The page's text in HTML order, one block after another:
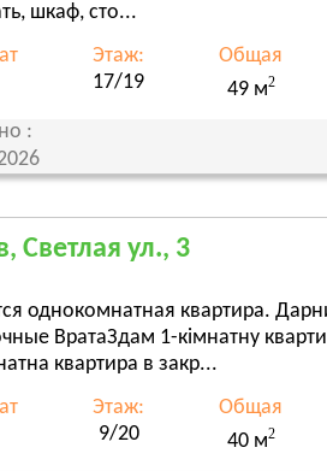
шкаф, сто...
Этаж:
17/19
Общая
49 м2
:
Светлая ул., 3
однокомнатная квартира.
ВратаЗдам 1-кімнатну
квартира в закр...
Этаж:
9/20
Общая
40 м2